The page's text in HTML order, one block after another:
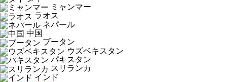
ミャンマー
ラオス
ネパール
中国
ブータン
ウズベキスタン
パキスタン
スリランカ
インド